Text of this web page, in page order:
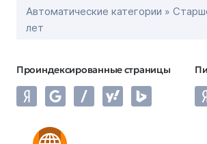
Автоматические категории »
лет
Проиндексированные страницы